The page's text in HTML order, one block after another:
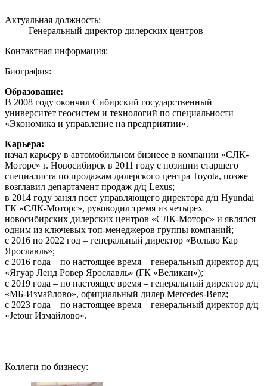
Актуальная должность:
Генеральный директор дилерских центров
Контактная информация:
Биография:
Образование:
В 2008 году окончил Сибирский государственный
университет геосистем и технологий по специальности
«Экономика и управление на предприятии».
Карьера:
начал карьеру в автомобильном бизнесе в компании «СЛК-
Моторс» г. Новосибирск в 2011 году с позиции старшего
специалиста по продажам дилерского центра Toyota, позже
возглавил департамент продаж д/ц Lexus;
в 2014 году занял пост управляющего директора д/ц Hyundai
ГК «СЛК-Моторс», руководил тремя из четырех
новосибирских дилерских центров «СЛК-Моторс» и являлся
одним из ключевых топ-менеджеров группы компаний;
с 2016 по 2022 год – генеральный директор «Вольво Кар
Ярославль»;
с 2016 года – по настоящее время – генеральный директор д/ц
«Ягуар Ленд Ровер Ярославль» (ГК «Великан»);
с 2019 года – по настоящее время – генеральный директор д/ц
«МБ-Измайлово», официальный дилер Mercedes-Benz;
с 2023 года – по настоящее время – генеральный директор д/ц
«Jetour Измайлово».
Коллеги по бизнесу: